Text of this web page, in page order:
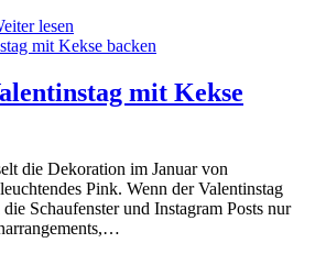
lesen
mit Kekse
die Dekoration im Januar von
Pink. Wenn der Valentinstag
Schaufenster und Instagram Posts nur